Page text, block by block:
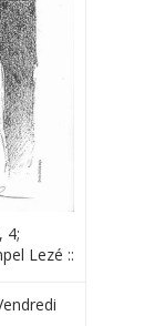
4;
Lezé ::